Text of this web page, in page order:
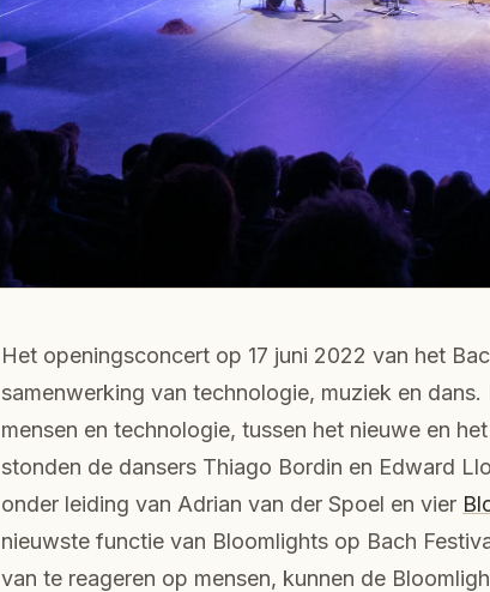
Het openingsconcert op 17 juni 2022 van het
samenwerking van technologie, muziek en
mensen en technologie, tussen het nieuwe en
stonden de dansers Thiago Bordin en Edward
onder leiding van Adrian van der Spoel en vier
nieuwste functie van Bloomlights op Bach
van te reageren op mensen, kunnen de